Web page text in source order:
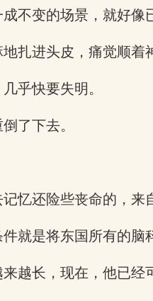
不变的场景，就好像
扎进头皮，痛觉顺着
乎快要失明。
了下去。
忆还险些丧命的，来
就是将东国所有的脑
越长，现在，他已经